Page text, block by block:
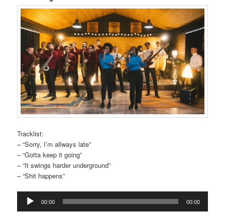
Tracklist:
– “Sorry, I’m allways late”
– “Gotta keep it going”
– “It swings harder underground”
– “Shit happens”
Reproductor
d'àudio
00:00 00:00